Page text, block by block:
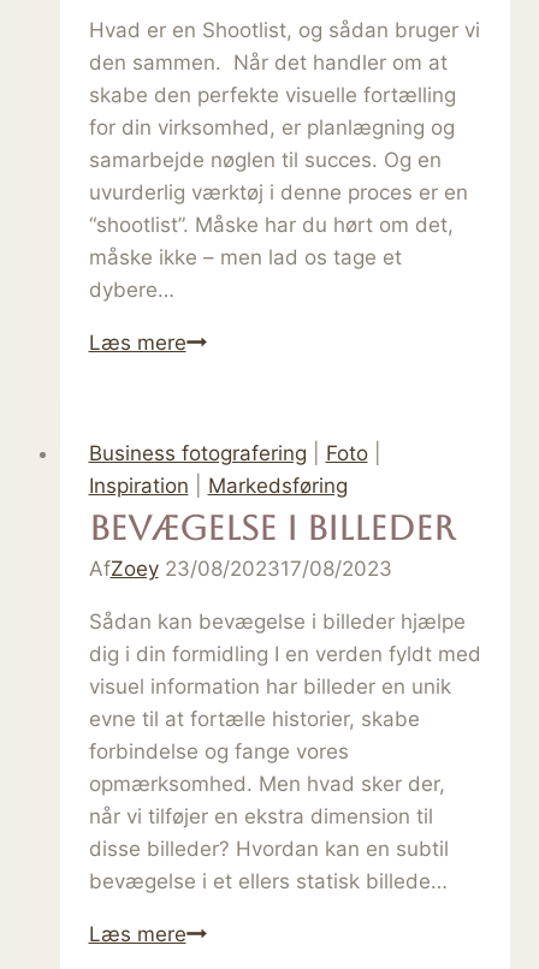
Hvad er en Shootlist, og sådan bruger vi
den sammen. Når det handler om at
skabe den perfekte visuelle fortælling
for din virksomhed, er planlægning og
samarbejde nøglen til succes. Og en
uvurderlig værktøj i denne proces er en
“shootlist”. Måske har du hørt om det,
måske ikke – men lad os tage et
dybere…
Læs mereShootliste
redskab
til
en
god
Business fotografering Foto|
Inspiration
Markedsføring
Bevægelse i billeder
AfZoey 23/08/202317/08/2023
Sådan kan bevægelse i billeder hjælpe
dig i din formidling I en verden fyldt med
visuel information har billeder en unik
evne til at fortælle historier, skabe
forbindelse og fange vores
opmærksomhed. Men hvad sker der,
når vi tilføjer en ekstra dimension til
disse billeder? Hvordan kan en subtil
bevægelse i et ellers statisk billede…
Læs mereBevægelse